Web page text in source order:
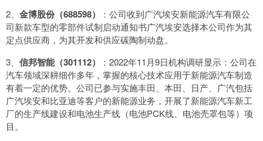
2、 金博股份（688598）
：公司收到广汽埃安新能源汽车有限公
司新款车型的零部件试制启动通知书广汽埃安选择本公司作为其
定点供应商，为其开发和供应碳陶制动盘。
3、 信邦智能（301112）
：2022年11月9日机构调研显示：公司在
汽车领域深耕细作多年，掌握的核心技术应用于新能源汽车制造
有着一定的优势。公司已参与实施丰田、本田、日产、广汽包括
广汽埃安和比亚迪等客户的新能源业务，开展了新能源汽车新工
厂的生产线建设和电池生产线（电池PCK线、电池壳罩包等）项
目。